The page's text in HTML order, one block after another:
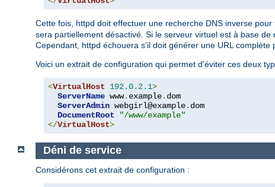
Cette fois, httpd doit effectuer une recherche DNS inverse pour
sera partiellement désactivé. Si le serveur virtuel est à base
Cependant, httpd échouera s'il doit générer une URL
Voici un extrait de configuration qui permet d'éviter ces deux
<VirtualHost 192.0. 2.1>
ServerName www. example. dom
ServerAdmin webgirl@example. dom
DocumentRoot
"/www/example"
</VirtualHost>
Déni de service
Considérons cet extrait de configuration :